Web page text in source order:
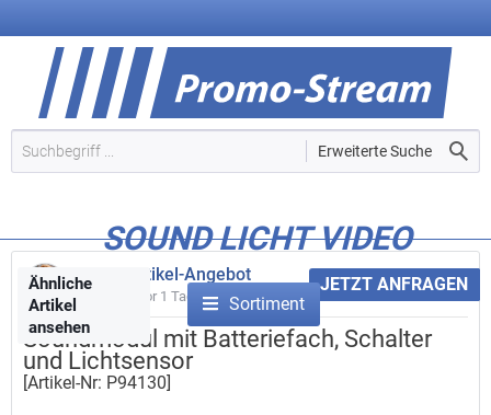
SOUND LICHT VIDEO
Sortiment
Erweiterte Suche
Werbeartikel-Angebot
Gepostet vor 1 Tag
Soundmodul mit Batteriefach, Schalter
und Lichtsensor
[Artikel-Nr: P94130]
JETZT ANFRAGEN
Ähnliche
Artikel
ansehen